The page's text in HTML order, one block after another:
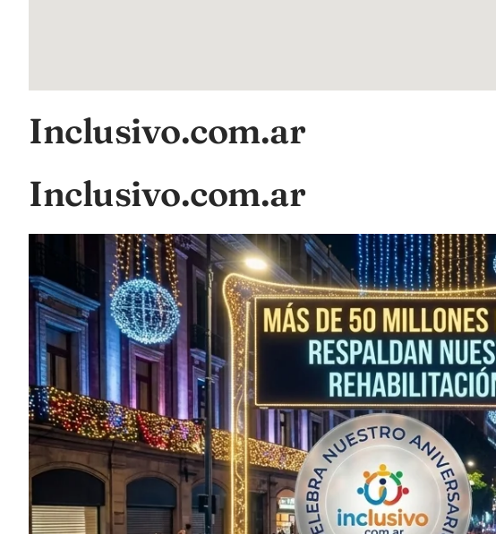
Inclusivo.com.ar
Inclusivo.com.ar